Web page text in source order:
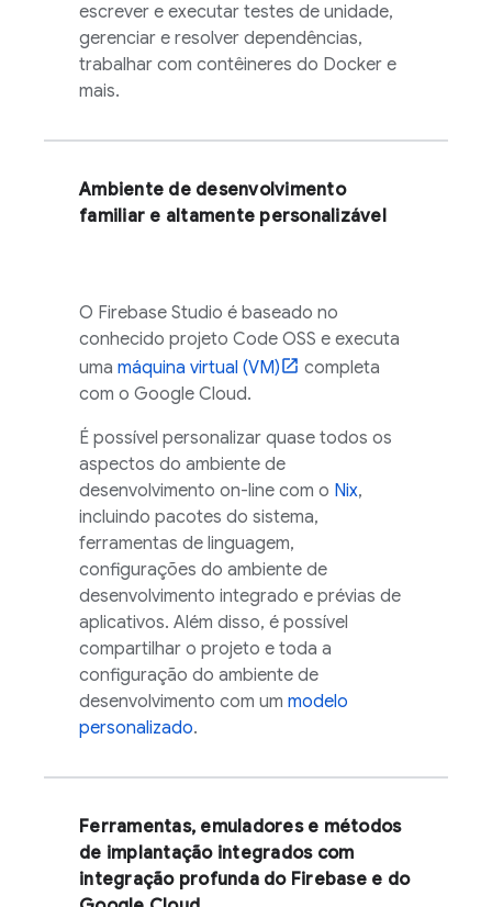
escrever e executar testes de unidade,
gerenciar e resolver dependências,
trabalhar com contêineres do Docker e
mais.
Ambiente de desenvolvimento
familiar e altamente personalizável
O Firebase Studio é baseado no
conhecido projeto Code OSS e executa
uma máquina virtual (VM)
completa
com o Google Cloud.
É possível personalizar quase todos os
aspectos do ambiente de
desenvolvimento on-line com o Nix,
incluindo pacotes do sistema,
ferramentas de linguagem,
configurações do ambiente de
desenvolvimento integrado e prévias de
aplicativos. Além disso, é possível
compartilhar o projeto e toda a
configuração do ambiente de
desenvolvimento com um modelo
personalizado.
Ferramentas, emuladores e métodos
de implantação integrados com
integração profunda do Firebase e do